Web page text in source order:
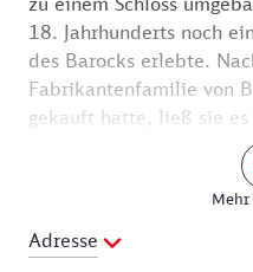
18. Jahrhunderts noch
des Barocks erlebte.
Fabrikantenfamilie von
gekauft hatte, ließ sie
des Neobarocks
heutiges Aussehen. Die
Eigentümerin und
Innenbesichtigung ist
Schlosspark mit seinen
Mehr
Adresse